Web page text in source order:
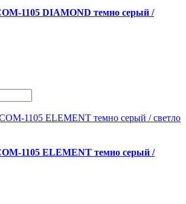
1105 DIAMOND темно серый /
1105 ELEMENT темно серый /